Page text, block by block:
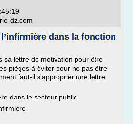
dz.com
dans la fonction
sa lettre de motivation pour être
pièges à éviter pour ne pas être
faut-il s'approprier une lettre
dans le secteur public